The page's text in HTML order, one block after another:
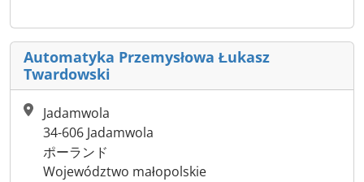
Automatyka Przemysłowa Łukasz
Twardowski
Jadamwola
34-606 Jadamwola
ポーランド
Województwo małopolskie